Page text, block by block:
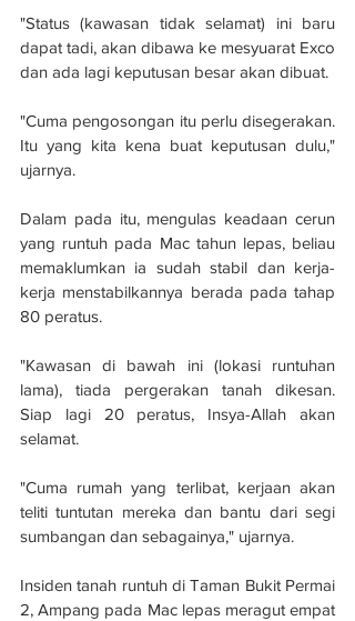
"Status (kawasan tidak selamat) ini baru
dapat tadi, akan dibawa ke mesyuarat Exco
dan ada lagi keputusan besar akan dibuat.
"Cuma pengosongan itu perlu disegerakan.
Itu yang kita kena buat keputusan dulu,"
ujarnya.
Dalam pada itu, mengulas keadaan cerun
yang runtuh pada Mac tahun lepas, beliau
memaklumkan ia sudah stabil dan kerja-
kerja menstabilkannya berada pada tahap
80 peratus.
"Kawasan di bawah ini (lokasi runtuhan
lama), tiada pergerakan tanah dikesan.
Siap lagi 20 peratus, Insya-Allah akan
selamat.
"Cuma rumah yang terlibat, kerjaan akan
teliti tuntutan mereka dan bantu dari segi
sumbangan dan sebagainya," ujarnya.
Insiden tanah runtuh di Taman Bukit Permai
2, Ampang pada Mac lepas meragut empat